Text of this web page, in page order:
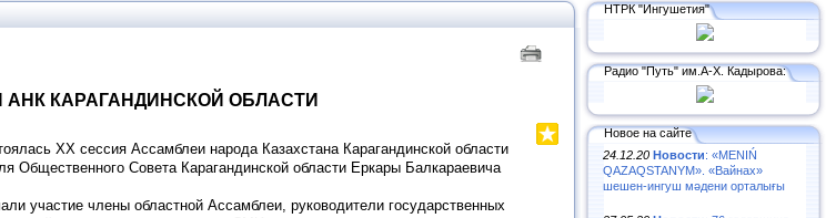
КАРАГАНДИНСКОЙ ОБЛАСТИ
XX сессия Ассамблеи народа Казахстана Карагандинской области
Общественного Совета Карагандинской области Еркары Балкараевича
участие члены областной Ассамблеи, руководители государственных
НТРК "Ингушетия"
Радио "Путь" им.А-Х. Кадырова:
Новое на сайте
24.12.20 Новости: «MENIŃ
QAZAQSTANYM». «Вайнах»
шешен-ингуш мәдени орталығы